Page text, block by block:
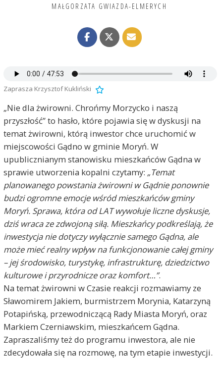
MAŁGORZATA GWIAZDA-ELMERYCH
Zaprasza Krzysztof Kukliński
„Nie dla żwirowni. Chrońmy Morzycko i naszą
przyszłość” to hasło, które pojawia się w dyskusji na
temat żwirowni, którą inwestor chce uruchomić w
miejscowości Gądno w gminie Moryń. W
upublicznianym stanowisku mieszkańców Gądna w
sprawie utworzenia kopalni czytamy: „Temat
planowanego powstania żwirowni w Gądnie ponownie
budzi ogromne emocje wśród mieszkańców gminy
Moryń. Sprawa, która od LAT wywołuje liczne dyskusje,
dziś wraca ze zdwojoną siłą. Mieszkańcy podkreślają, że
inwestycja nie dotyczy wyłącznie samego Gądna, ale
może mieć realny wpływ na funkcjonowanie całej gminy
– jej środowisko, turystykę, infrastrukturę, dziedzictwo
kulturowe i przyrodnicze oraz komfort…”.
Na temat żwirowni w Czasie reakcji rozmawiamy ze
Sławomirem Jakiem, burmistrzem Morynia, Katarzyną
Potapińską, przewodniczącą Rady Miasta Moryń, oraz
Markiem Czerniawskim, mieszkańcem Gądna.
Zapraszaliśmy też do programu inwestora, ale nie
zdecydowała się na rozmowę, na tym etapie inwestycji.